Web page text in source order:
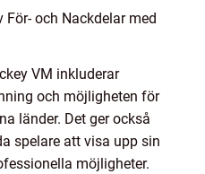
För- och Nackdelar med
VM inkluderar
och möjligheten för
länder. Det ger också
spelare att visa upp sin
möjligheter.